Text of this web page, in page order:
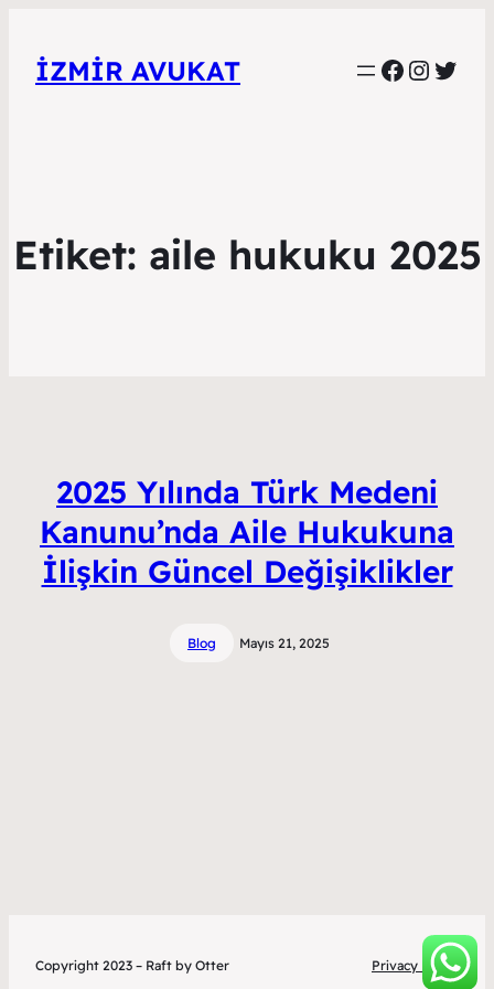
İZMIR AVUKAT
Etiket: aile hukuku 2025
2025 Yılında Türk Medeni
Kanunu’nda Aile Hukukuna
İlişkin Güncel Değişiklikler
Blog Mayıs 21, 2025
Copyright 2023 – Raft by Otter Privacy Policy